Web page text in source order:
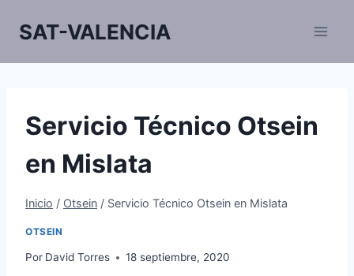
SAT-VALENCIA
Servicio Técnico Otsein
en Mislata
Inicio / Otsein / Servicio Técnico Otsein en Mislata
OTSEIN
Por David Torres 18 septiembre, 2020